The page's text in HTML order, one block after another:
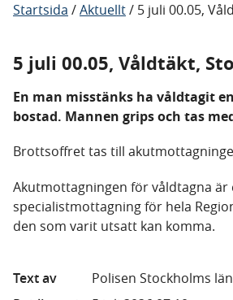
Startsida /Aktuellt/ 5 juli 00.05,
5 juli 00.05, Våldtäkt,
En man misstänks ha våldtagit
bostad. Mannen grips och tas
Brottsoffret tas till
Akutmottagningen för våldtagna är
specialistmottagning för hela
den som varit utsatt kan komma.
Text av
Polisen Stockholms län